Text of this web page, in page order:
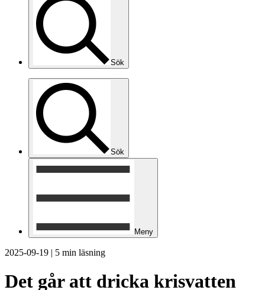
Sök
Sök
Meny
2025-09-19 | 5 min läsning
Det går att dricka krisvatten